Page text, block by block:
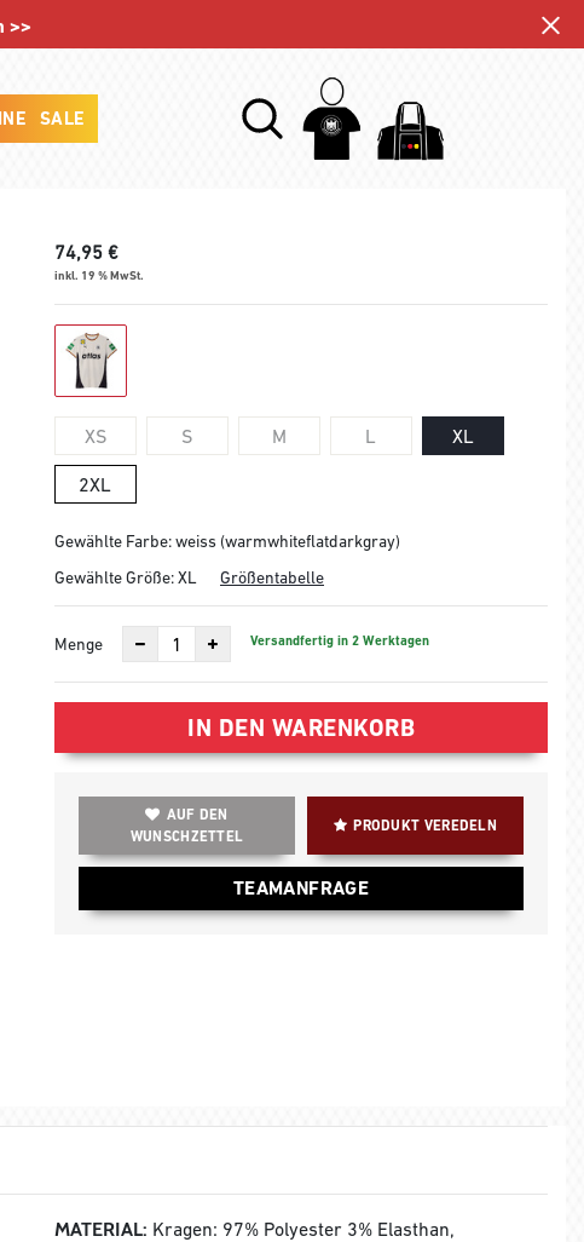
>>
SALE
74,95 €
inkl. 19 % MwSt.
XS S M L XL
2XL
Gewählte Farbe: weiss (warmwhiteflatdarkgray)
Gewählte Größe:XL Größentabelle
Menge Versandfertig in 2 Werktagen
IN DEN WARENKORB
AUF DEN
WUNSCHZETTEL
PRODUKT VEREDELN
TEAMANFRAGE
MATERIAL: Kragen: 97% Polyester 3% Elasthan,